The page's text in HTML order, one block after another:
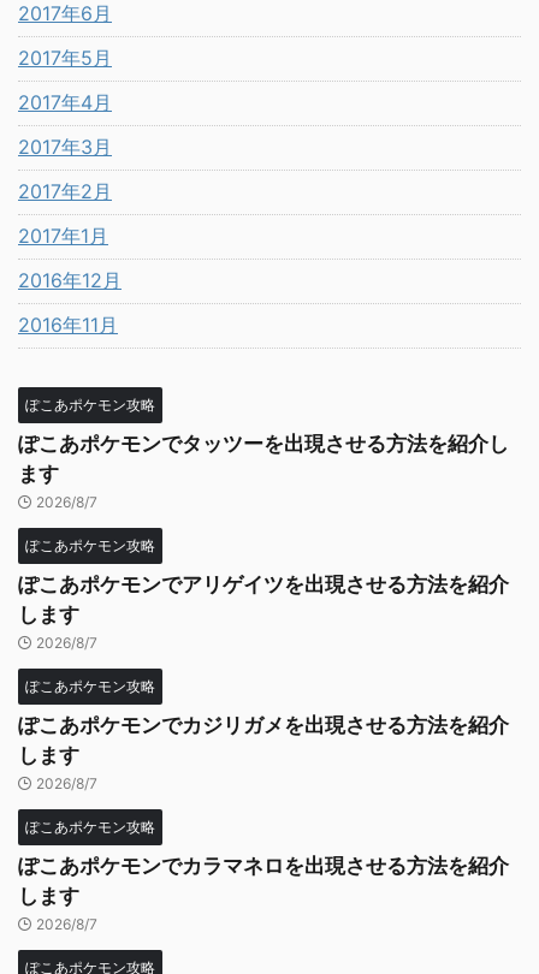
2017年6月
2017年5月
2017年4月
2017年3月
2017年2月
2017年1月
2016年12月
2016年11月
ぽこあポケモン攻略
ぽこあポケモンでタッツーを出現させる方法を紹介し
ます
2026/8/7
ぽこあポケモン攻略
ぽこあポケモンでアリゲイツを出現させる方法を紹介
します
2026/8/7
ぽこあポケモン攻略
ぽこあポケモンでカジリガメを出現させる方法を紹介
します
2026/8/7
ぽこあポケモン攻略
ぽこあポケモンでカラマネロを出現させる方法を紹介
します
2026/8/7
ぽこあポケモン攻略